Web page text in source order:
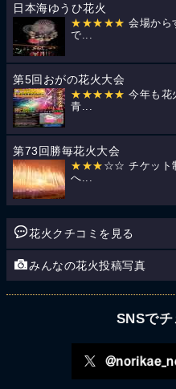
日本海ゆうひ花火
★★★★★ 会場から
で...
第5回おがの花火大会
★★★★★ 今年も花
青...
第73回勝毎花火大会
★★★ ☆☆ チケット
へ...
花火クチコミを見る
みんなの花火投稿写真
SNSで